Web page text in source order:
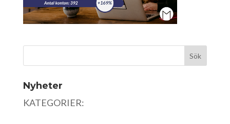
Nyheter
KATEGORIER: